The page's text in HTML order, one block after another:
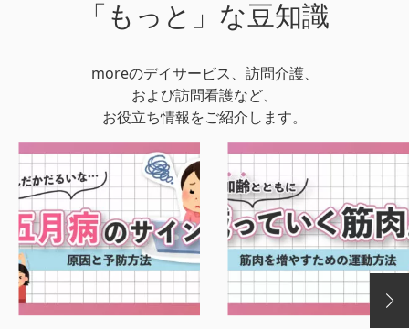
「もっと」な豆知識
moreのデイサービス、訪問介護、
および訪問看護など、
お役立ち情報をご紹介します。